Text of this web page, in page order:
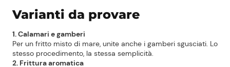
Varianti da provare
1. Calamari e gamberi
Per un fritto misto di mare, unite anche i gamberi sgusciati. Lo
stesso procedimento, la stessa semplicità.
2. Frittura aromatica